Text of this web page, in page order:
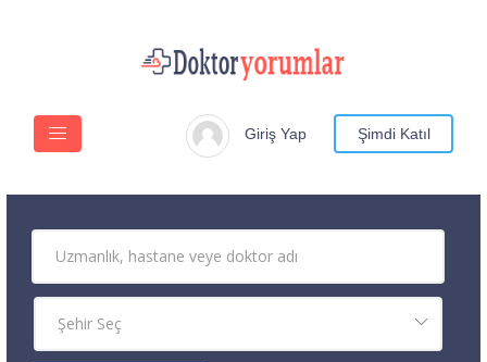
Giriş Yap Şimdi Katıl